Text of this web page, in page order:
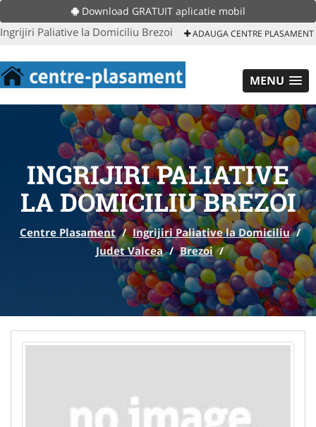
Download GRATUIT aplicatie mobil
Ingrijiri Paliative la Domiciliu Brezoi ADAUGA CENTRE PLASAMENT
MENU
INGRIJIRI PALIATIVE
LA DOMICILIU BREZOI
Centre Plasament / Ingrijiri Paliative la Domiciliu /
Judet Valcea / Brezoi /